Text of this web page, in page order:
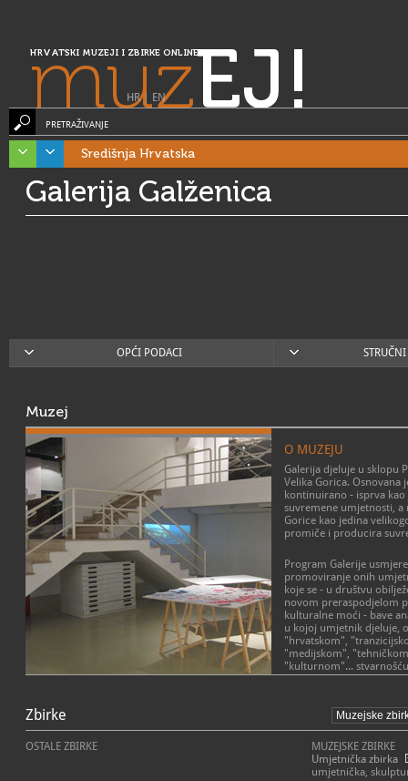
HRVATSKI MUZEJI I ZBIRKE ONLINE
muzEJ!
HR| EN
PRETRAŽIVANJE
Središnja Hrvatska
Galerija Galženica
OPĆI PODACI
Muzej
O MUZEJU
Galerija djeluje u sklopu
Velika Gorica. Osnovana
kontinuirano - isprva
suvremene umjetnosti, a
Gorice kao jedina
promiče i producira
Program Galerije
promoviranje onih
koje se - u društvu
novom preraspodjelom
kulturalne moći - bave
u kojoj umjetnik djeluje,
"hrvatskom",
"medijskom",
"kulturnom"...
i suvremene umjetnosti.
tijekom prvih 20 godina
raspodjelom po
darivanjima umjetnika.
online na mrežnim
Misija muzeja je
djelatnosti na lokalnoj i
Zbirke
OSTALE ZBIRKE
MUZEJSKE ZBIRKE
Umjetnička zbirka
umjetnička,